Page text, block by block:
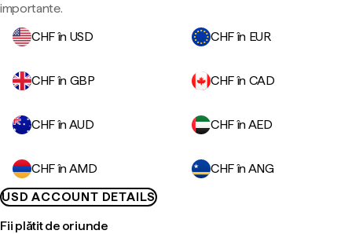
importante.
CHF în USD
CHF în EUR
CHF în GBP CHF în CAD
CHF în AUD CHF în AED
CHF în AMD
CHF în ANG
USD ACCOUNT DETAILS
Fii plătit de oriunde